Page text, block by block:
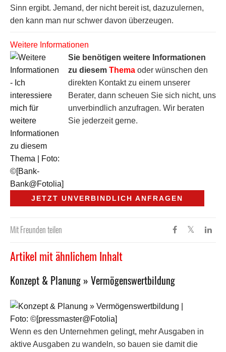
Sinn ergibt. Jemand, der nicht bereit ist, dazuzulernen,
den kann man nur schwer davon überzeugen.
Weitere Informationen
Sie benötigen weitere Informationen
zu diesem Thema oder wünschen den
direkten Kontakt zu einem unserer
Berater, dann scheuen Sie sich nicht, uns
unverbindlich anzufragen. Wir beraten
Sie jederzeit gerne.
JETZT UNVERBINDLICH ANFRAGEN
Mit Freunden teilen
Artikel mit ähnlichem Inhalt
Konzept & Planung » Vermögenswertbildung
Wenn es den Unternehmen gelingt, mehr Ausgaben in
aktive Ausgaben zu wandeln, so bauen sie damit die